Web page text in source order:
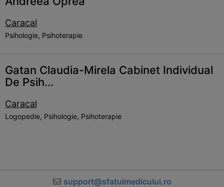
Caracal
Psihologie, Psihoterapie
Gatan Claudia-Mirela Cabinet Individual
De Psih...
Caracal
Logopedie, Psihologie, Psihoterapie
support@sfatulmedicului.ro